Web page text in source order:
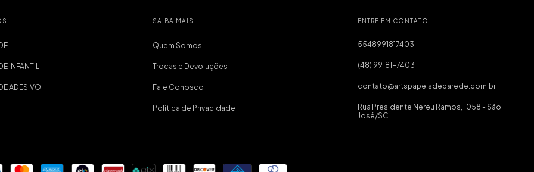
INFANTIL
ADESIVO
SAIBA MAIS
Quem Somos
Trocas e Devoluções
Fale Conosco
Política de Privacidade
ENTRE EM CONTATO
5548991817403
(48) 99181-7403
contato@artspapeisdeparede.com.br
Rua Presidente Nereu Ramos, 1058 - São
José/SC